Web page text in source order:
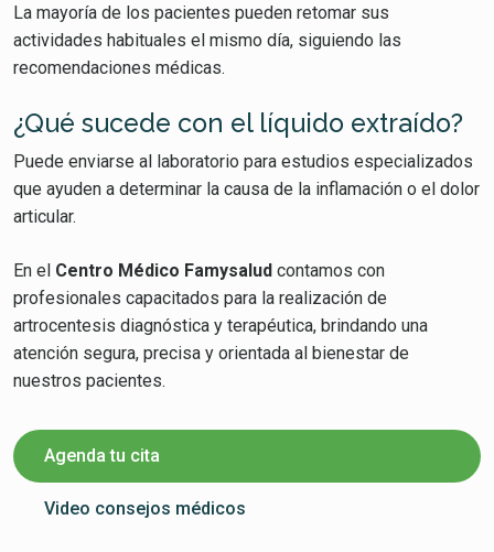
La mayoría de los pacientes pueden retomar sus
actividades habituales el mismo día, siguiendo las
recomendaciones médicas.
¿Qué sucede con el líquido extraído?
Puede enviarse al laboratorio para estudios especializados
que ayuden a determinar la causa de la inflamación o el dolor
articular.
En el Centro Médico Famysalud contamos con
profesionales capacitados para la realización de
artrocentesis diagnóstica y terapéutica, brindando una
atención segura, precisa y orientada al bienestar de
nuestros pacientes.
Agenda tu cita
Video consejos médicos